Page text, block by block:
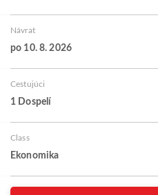
Návrat
po 10. 8. 2026
Cestujúci
1 Dospelí
Class
Ekonomika